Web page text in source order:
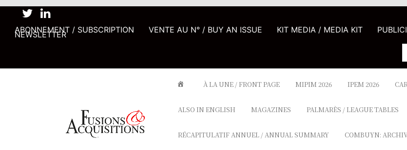
ABONNEMENT / SUBSCRIPTION VENTE AU N° / BUY AN ISSUE KIT MEDIA / MEDIA KIT
NEWSLETTER
À LA UNE / FRONT PAGE MIPIM 2026 IPEM 2026
ALSO IN ENGLISH MAGAZINES PALMARÈS / LEAGUE TABLES
RÉCAPITULATIF ANNUEL / ANNUAL SUMMARY COMBUYN: